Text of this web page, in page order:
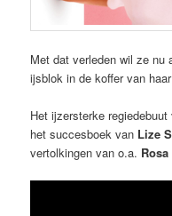
Met dat verleden wil ze nu
ijsblok in de koffer van
Het ijzersterke
het succesboek van Lize
vertolkingen van o.a.